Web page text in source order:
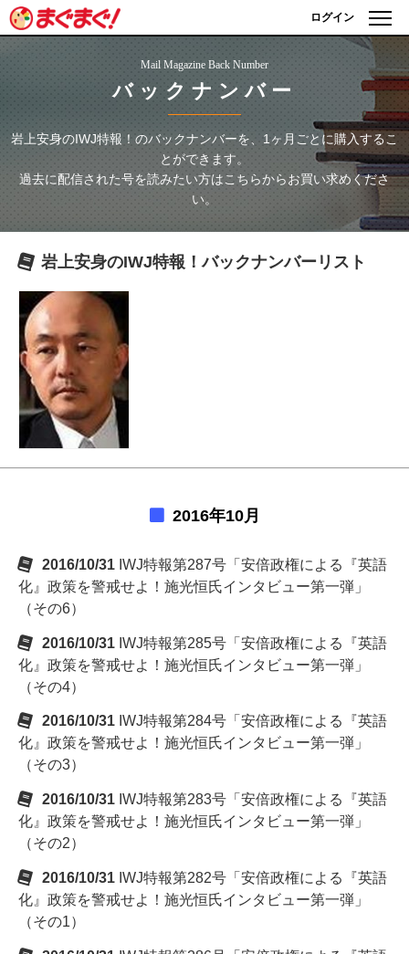
ログイン
Mail Magazine Back Number
バックナンバー
岩上安身のIWJ特報！ のバックナンバーを、1ヶ月ごとに購入するこ
とができます。
過去に配信された号を読みたい方はこちらからお買い求めくださ
い。
岩上安身のIWJ特報！バックナンバーリスト
2016年10月
2016/10/31 IWJ特報第287号「安倍政権による『英語
化』政策を警戒せよ！施光恒氏インタビュー第一弾」
（その6）
2016/10/31 IWJ特報第285号「安倍政権による『英語
化』政策を警戒せよ！施光恒氏インタビュー第一弾」
（その4）
2016/10/31 IWJ特報第284号「安倍政権による『英語
化』政策を警戒せよ！施光恒氏インタビュー第一弾」
（その3）
2016/10/31 IWJ特報第283号「安倍政権による『英語
化』政策を警戒せよ！施光恒氏インタビュー第一弾」
（その2）
2016/10/31 IWJ特報第282号「安倍政権による『英語
化』政策を警戒せよ！施光恒氏インタビュー第一弾」
（その1）